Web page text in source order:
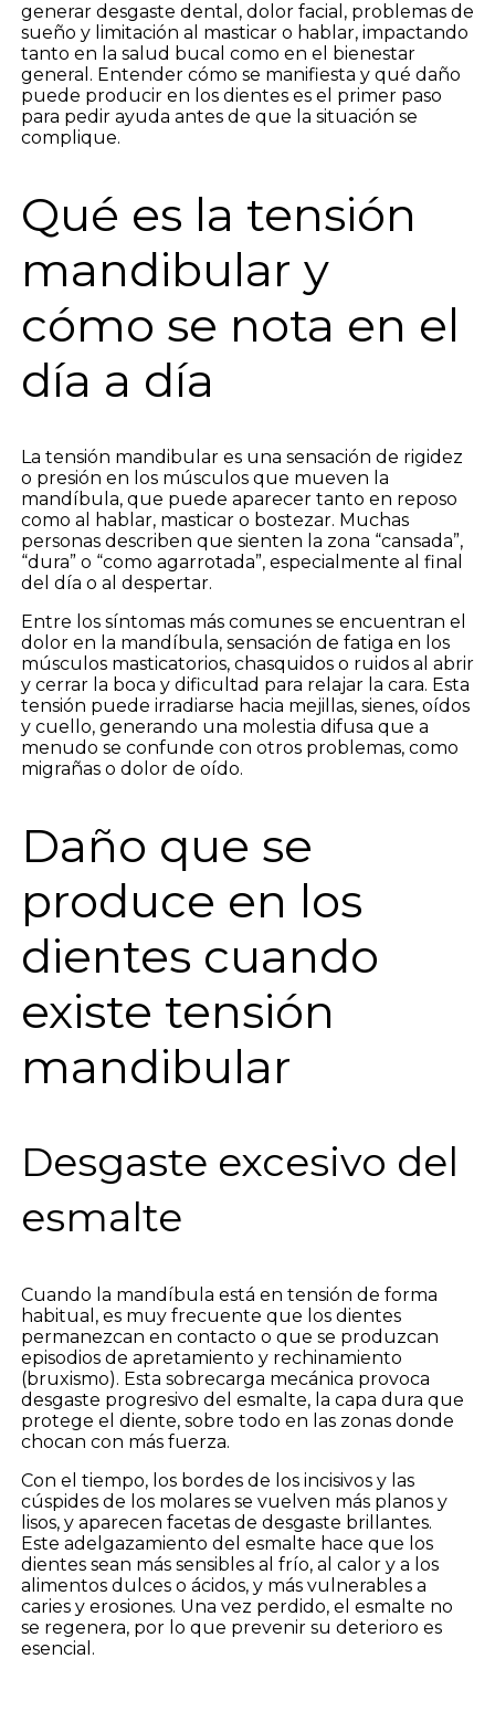
generar desgaste dental, dolor facial, problemas de
sueño y limitación al masticar o hablar, impactando
tanto en la salud bucal como en el bienestar
general. Entender cómo se manifiesta y qué daño
puede producir en los dientes es el primer paso
para pedir ayuda antes de que la situación se
complique.
Qué es la tensión
mandibular y
cómo se nota en el
día a día
La tensión mandibular es una sensación de rigidez
o presión en los músculos que mueven la
mandíbula, que puede aparecer tanto en reposo
como al hablar, masticar o bostezar. Muchas
personas describen que sienten la zona “cansada”,
“dura” o “como agarrotada”, especialmente al final
del día o al despertar.
Entre los síntomas más comunes se encuentran el
dolor en la mandíbula, sensación de fatiga en los
músculos masticatorios, chasquidos o ruidos al abrir
y cerrar la boca y dificultad para relajar la cara. Esta
tensión puede irradiarse hacia mejillas, sienes, oídos
y cuello, generando una molestia difusa que a
menudo se confunde con otros problemas, como
migrañas o dolor de oído.
Daño que se
produce en los
dientes cuando
existe tensión
mandibular
Desgaste excesivo del
esmalte
Cuando la mandíbula está en tensión de forma
habitual, es muy frecuente que los dientes
permanezcan en contacto o que se produzcan
episodios de apretamiento y rechinamiento
(bruxismo). Esta sobrecarga mecánica provoca
desgaste progresivo del esmalte, la capa dura que
protege el diente, sobre todo en las zonas donde
chocan con más fuerza.
Con el tiempo, los bordes de los incisivos y las
cúspides de los molares se vuelven más planos y
lisos, y aparecen facetas de desgaste brillantes.
Este adelgazamiento del esmalte hace que los
dientes sean más sensibles al frío, al calor y a los
alimentos dulces o ácidos, y más vulnerables a
caries y erosiones. Una vez perdido, el esmalte no
se regenera, por lo que prevenir su deterioro es
esencial.